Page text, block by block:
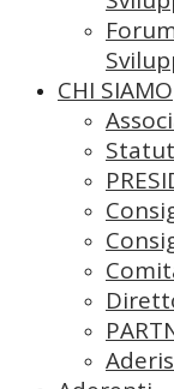
CHI SIAMO